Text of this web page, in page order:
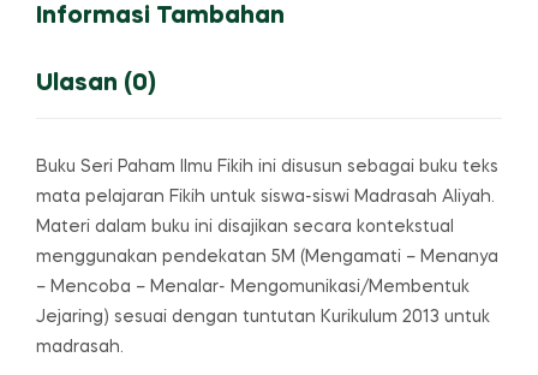
Informasi Tambahan
Ulasan (0)
Buku Seri Paham Ilmu Fikih ini disusun sebagai buku teks
mata pelajaran Fikih untuk siswa-siswi Madrasah Aliyah.
Materi dalam buku ini disajikan secara kontekstual
menggunakan pendekatan 5M (Mengamati – Menanya
– Mencoba – Menalar- Mengomunikasi/Membentuk
Jejaring) sesuai dengan tuntutan Kurikulum 2013 untuk
madrasah.